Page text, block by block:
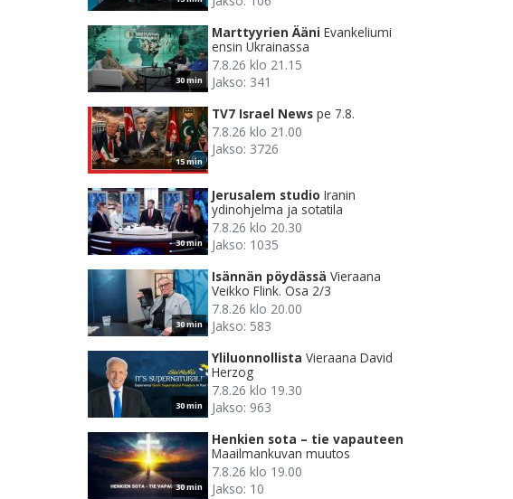
30 min
Marttyyrien Ääni Evankeliumi
ensin Ukrainassa
7.8.26 klo 21.15
Jakso: 341
15 min
TV7 Israel News pe 7.8.
7.8.26 klo 21.00
Jakso: 3726
30 min
Jerusalem studio Iranin
ydinohjelma ja sotatila
7.8.26 klo 20.30
Jakso: 1035
30 min
Isännän pöydässä Vieraana
Veikko Flink. Osa 2/3
7.8.26 klo 20.00
Jakso: 583
30 min
Yliluonnollista Vieraana David
Herzog
7.8.26 klo 19.30
Jakso: 963
30 min
Henkien sota – tie vapauteen
Maailmankuvan muutos
7.8.26 klo 19.00
Jakso: 10